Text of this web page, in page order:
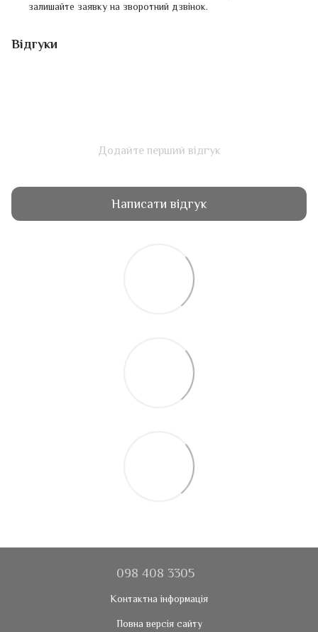
залишайте заявку на зворотний дзвінок.
Відгуки
Додайте перший відгук
Написати відгук
098 408 3305
Контактна інформація
Повна версія сайту